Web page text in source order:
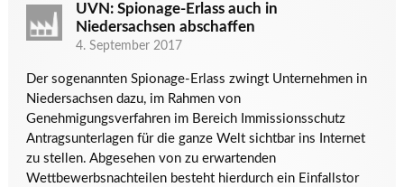
UVN: Spionage-Erlass auch in
Niedersachsen abschaffen
4. September 2017
Der sogenannten Spionage-Erlass zwingt Unternehmen in
Niedersachsen dazu, im Rahmen von
Genehmigungsverfahren im Bereich Immissionsschutz
Antragsunterlagen für die ganze Welt sichtbar ins Internet
zu stellen. Abgesehen von zu erwartenden
Wettbewerbsnachteilen besteht hierdurch ein Einfallstor